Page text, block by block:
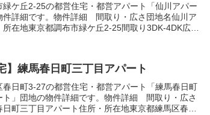
緑ケ丘2-25の都営住宅・都営アパート「仙川アパー
件詳細です。物件詳細 間取り・広さ団地名仙川ア
所在地東京都調布市緑ケ丘2-25間取り3DK-4DK広
】練馬春日町三丁目アパート
春日町3-27の都営住宅・都営アパート「練馬春日町
ト」団地の物件詳細です。物件詳細 間取り・広さ
町三丁目アパート住所・所在地東京都練馬区春日